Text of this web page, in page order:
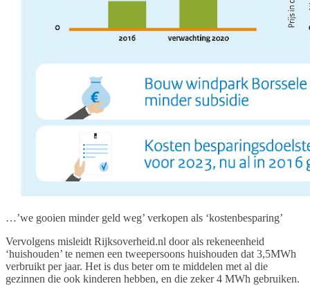
…’we gooien minder geld weg’ verkopen als ‘kostenbesparing’
Vervolgens misleidt Rijksoverheid.nl door als rekeneenheid
‘huishouden’ te nemen een tweepersoons huishouden dat 3,5MWh
verbruikt per jaar. Het is dus beter om te middelen met al die
gezinnen die ook kinderen hebben, en die zeker 4 MWh gebruiken.